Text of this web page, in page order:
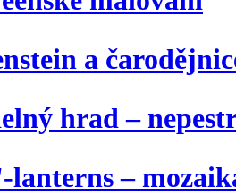
a
hrad –
lanterns –